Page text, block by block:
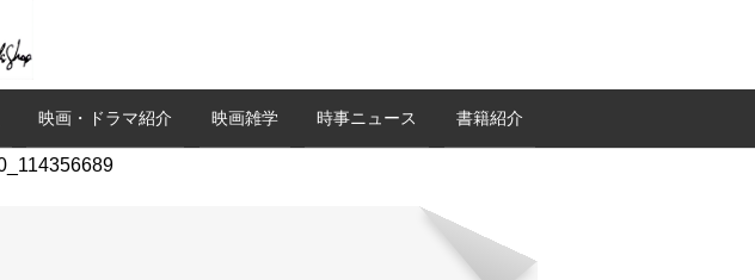
映画・ドラマ紹介 映画雑学 時事ニュース 書籍紹介